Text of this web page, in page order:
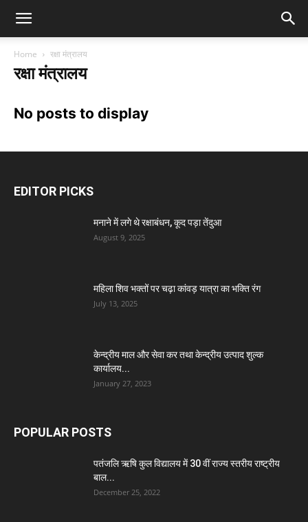
Home रक्षा मंत्रालय
रक्षा मंत्रालय
No posts to display
EDITOR PICKS
मनाने में लगे थे रक्षाबंधन, कूद पड़ा तेंदुआ
August 9, 2025
महिला शिव भक्तों पर चढ़ा कांवड़ यात्रा का भक्ति रंग
July 13, 2025
केन्द्रीय माल और सेवा कर तथा केन्द्रीय उत्पाद शुल्क
कार्यालय...
January 27, 2023
POPULAR POSTS
पतंजलि ऋषि कुल विद्यालय में 30 वीं राज्य स्तरीय राष्ट्रीय
बाल...
December 25, 2022